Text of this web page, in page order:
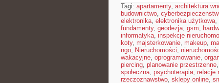
Tagi: apartamenty, architektura
budownictwo,
elektronika, elektronika użytkowa,
fundamenty, geodezja, gsm,
informatyka, inspekcje
koty, majsterkowanie, makeup,
ngo, Nieruchomości,
wakacyjne, oprogramowanie,
piercing, planowanie przestrzenne,
społeczna, psychoterapia, relacje
rzeczoznawstwo, sklepy online,